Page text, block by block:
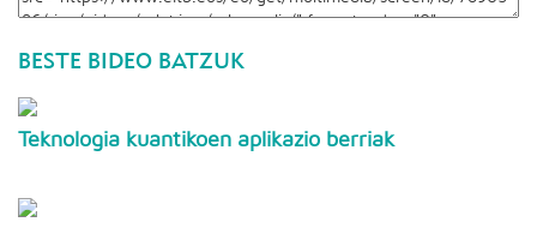
BESTE BIDEO BATZUK
Teknologia kuantikoen aplikazio berriak